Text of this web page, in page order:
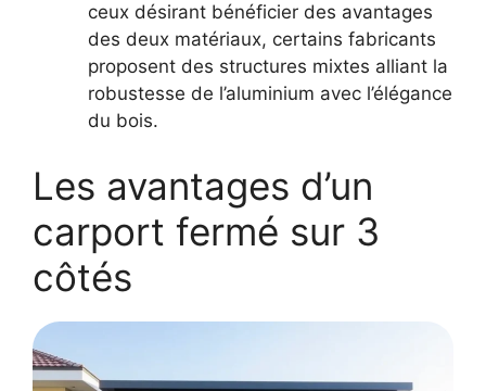
ceux désirant bénéficier des avantages
des deux matériaux, certains fabricants
proposent des structures mixtes alliant la
robustesse de l’aluminium avec l’élégance
du bois.
Les avantages d’un
carport fermé sur 3
côtés